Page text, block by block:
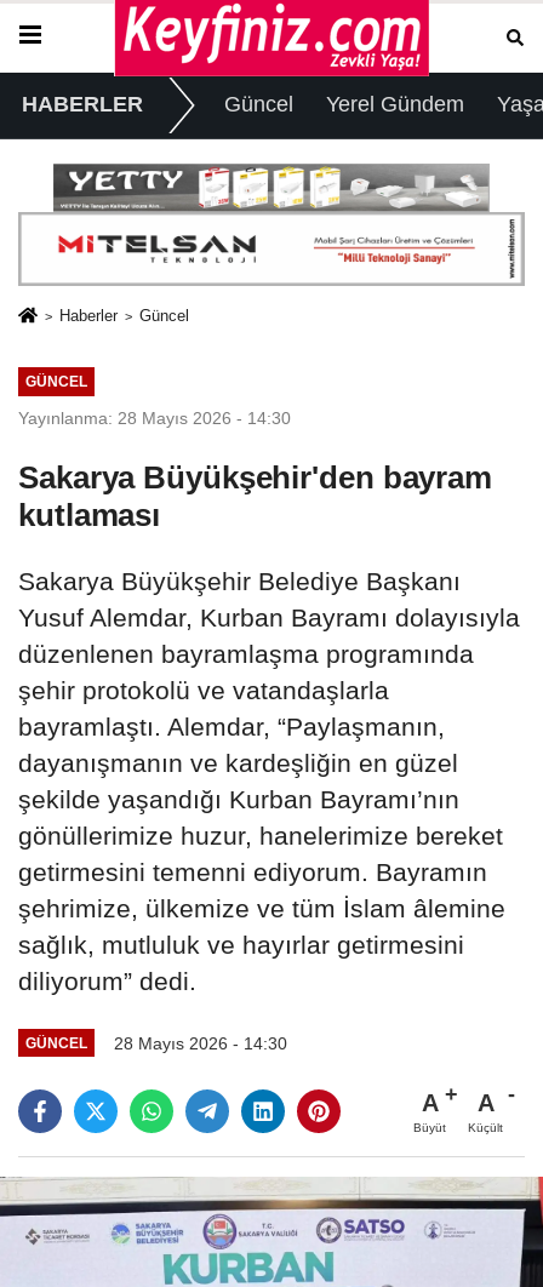
HABERLER Güncel Yerel Gündem
Haberler Güncel
GÜNCEL
Yayınlanma: 28 Mayıs 2026 - 14:30
Sakarya Büyükşehir'den bayram
kutlaması
Sakarya Büyükşehir Belediye Başkanı
Yusuf Alemdar, Kurban Bayramı dolayısıyla
düzenlenen bayramlaşma programında
şehir protokolü ve vatandaşlarla
bayramlaştı. Alemdar, “Paylaşmanın,
dayanışmanın ve kardeşliğin en güzel
şekilde yaşandığı Kurban Bayramı’nın
gönüllerimize huzur, hanelerimize bereket
getirmesini temenni ediyorum. Bayramın
şehrimize, ülkemize ve tüm İslam âlemine
sağlık, mutluluk ve hayırlar getirmesini
diliyorum” dedi.
GÜNCEL 28 Mayıs 2026 - 14:30
A
Büyüt
A
Küçült